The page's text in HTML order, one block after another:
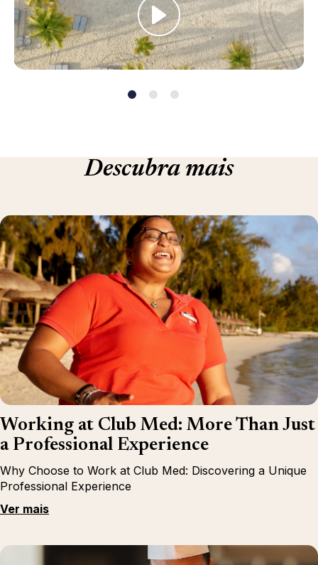
Descubra mais
Working at Club Med: More Than Just
a Professional Experience
Why Choose to Work at Club Med: Discovering a Unique
Professional Experience
Ver mais